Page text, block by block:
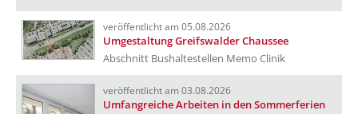
veröffentlicht am 05.08.2026
Umgestaltung Greifswalder Chaussee
Abschnitt Bushaltestellen Memo Clinik
veröffentlicht am 03.08.2026
Umfangreiche Arbeiten in den Sommerferien